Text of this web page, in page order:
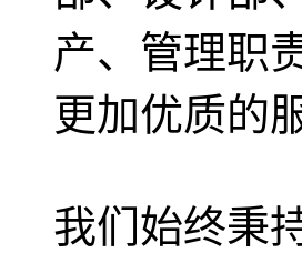
产、管理职
更加优质的
我们始终秉